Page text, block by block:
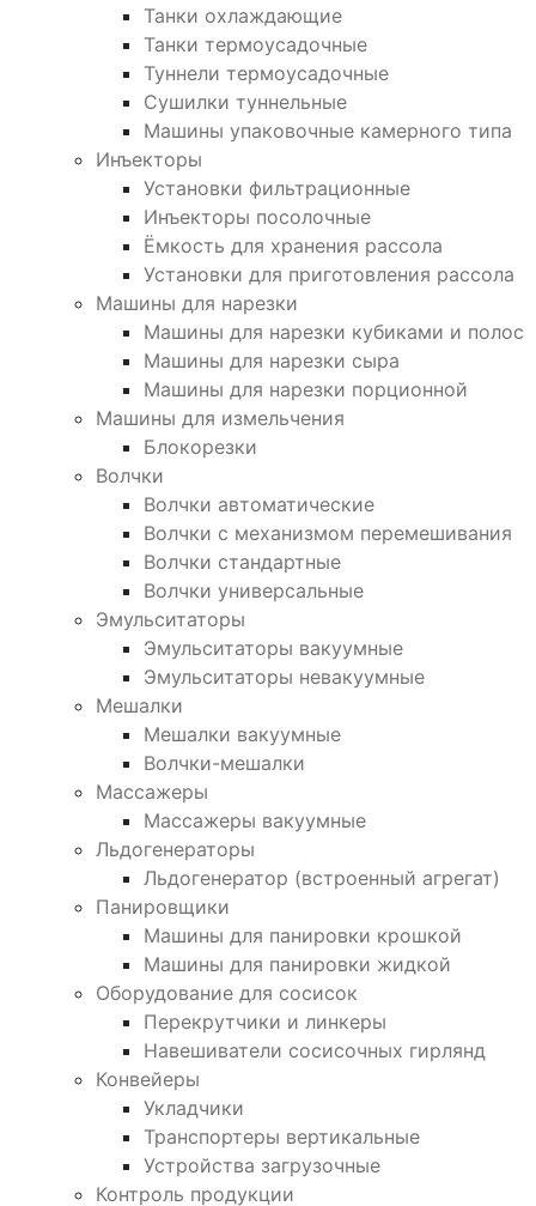
Танки охлаждающие
Танки термоусадочные
Туннели термоусадочные
Сушилки туннельные
Машины упаковочные камерного типа
Инъекторы
Установки фильтрационные
Инъекторы посолочные
Ёмкость для хранения рассола
Установки для приготовления рассола
Машины для нарезки
Машины для нарезки кубиками и полос
Машины для нарезки сыра
Машины для нарезки порционной
Машины для измельчения
Блокорезки
Волчки
Волчки автоматические
Волчки с механизмом перемешивания
Волчки стандартные
Волчки универсальные
Эмульситаторы
Эмульситаторы вакуумные
Эмульситаторы невакуумные
Мешалки
Мешалки вакуумные
Волчки-мешалки
Массажеры
Массажеры вакуумные
Льдогенераторы
Льдогенератор (встроенный агрегат)
Панировщики
Машины для панировки крошкой
Машины для панировки жидкой
Оборудование для сосисок
Перекрутчики и линкеры
Навешиватели сосисочных гирлянд
Конвейеры
Укладчики
Транспортеры вертикальные
Устройства загрузочные
Контроль продукции